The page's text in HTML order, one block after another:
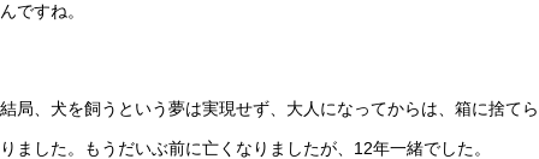
んですね。
結局、犬を飼うという夢は実現せず、大人になってからは、箱に捨て
りました。もうだいぶ前に亡くなりましたが、12年一緒でした。